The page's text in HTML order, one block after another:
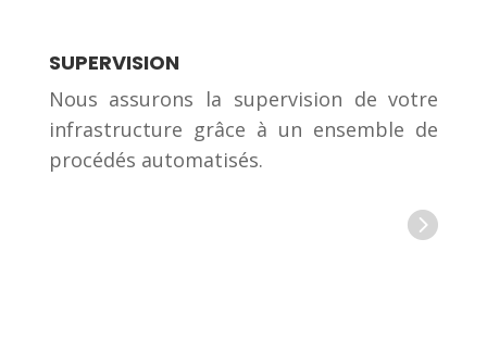
SUPERVISION
Nous assurons la supervision de votre
infrastructure grâce à un ensemble de
procédés automatisés.
